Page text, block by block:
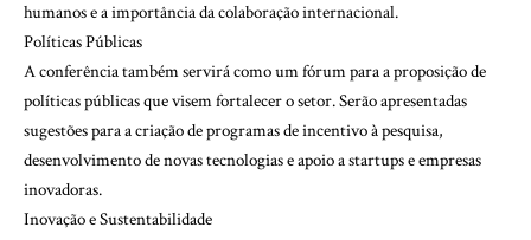
humanos e a importância da colaboração internacional.
Políticas Públicas
A conferência também servirá como um fórum para a proposição de
políticas públicas que visem fortalecer o setor. Serão apresentadas
sugestões para a criação de programas de incentivo à pesquisa,
desenvolvimento de novas tecnologias e apoio a startups e empresas
inovadoras.
Inovação e Sustentabilidade